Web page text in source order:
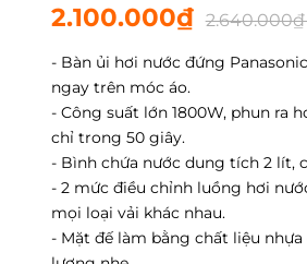
2.100.000₫
- Bàn ủi hơi nước đứng
ngay trên móc áo.
- Công suất lớn 1800W, phun ra
chỉ trong 50 giây.
- Bình chứa nước dung tích 2 lít,
- 2 mức điều chỉnh luồng hơi
mọi loại vải khác nhau.
- Mặt đế làm bằng chất liệu